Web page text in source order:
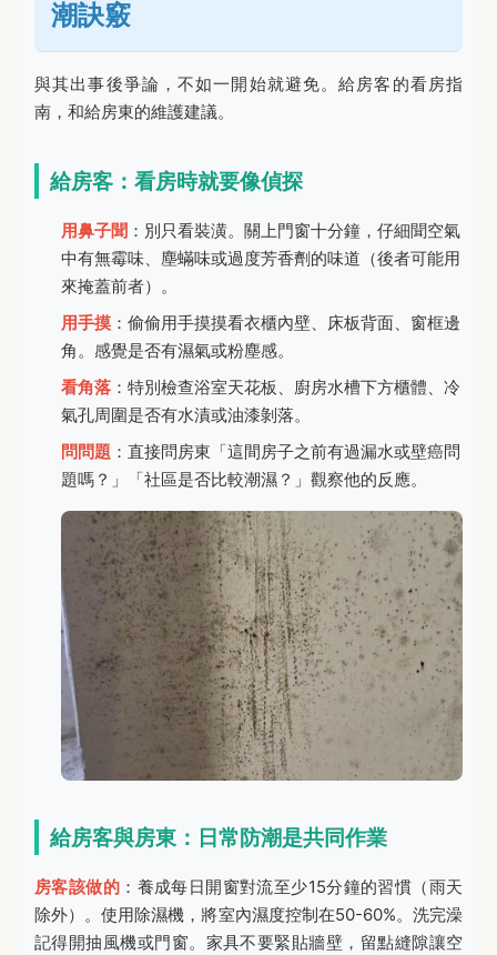
潮訣竅
與其出事後爭論，不如一開始就避免。給房客的看房指
南，和給房東的維護建議。
給房客：看房時就要像偵探
用鼻子聞 ：別只看裝潢。關上門窗十分鐘，仔細聞空氣
中有無霉味、塵蟎味或過度芳香劑的味道（後者可能用
來掩蓋前者）。
用手摸 ：偷偷用手摸摸看衣櫃內壁、床板背面、窗框邊
角。感覺是否有濕氣或粉塵感。
看角落 ：特別檢查浴室天花板、廚房水槽下方櫃體、冷
氣孔周圍是否有水漬或油漆剝落。
問問題 ：直接問房東「這間房子之前有過漏水或壁癌問
題嗎？」「社區是否比較潮濕？」觀察他的反應。
給房客與房東：日常防潮是共同作業
房客該做的 ：養成每日開窗對流至少15分鐘的習慣（雨天
除外）。使用除濕機，將室內濕度控制在50-60%。洗完澡
記得開抽風機或門窗。家具不要緊貼牆壁，留點縫隙讓空